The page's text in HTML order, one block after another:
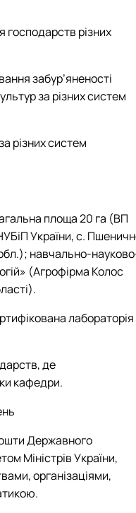
господарств різних
забур’яненості
за різних систем
різних систем
площа 20 га (ВП
України, с.
навчально-
(Агрофірма Колос
лабораторія
де
кафедри.
Державного
Міністрів України,
організаціями,